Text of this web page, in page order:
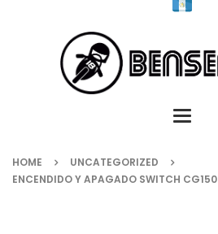
Toggle
HOME
UNCATEGORIZED
ENCENDIDO Y APAGADO SWITCH CG150